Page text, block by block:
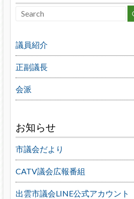
議員紹介
正副議長
会派
お知らせ
市議会だより
CATV議会広報番組
出雲市議会LINE公式アカウント